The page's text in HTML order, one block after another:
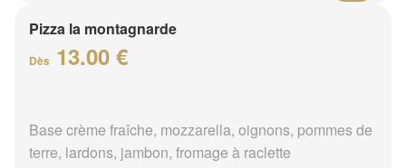
Pizza la montagnarde
Dès 13.00 €
Base crème fraîche, mozzarella, oignons, pommes de
terre, lardons, jambon, fromage à raclette